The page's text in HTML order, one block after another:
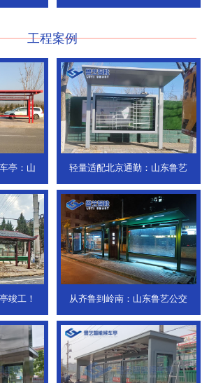
工程案例
亭：山 轻量适配北京通勤：山东鲁艺
竣工！ 从齐鲁到岭南：山东鲁艺公交